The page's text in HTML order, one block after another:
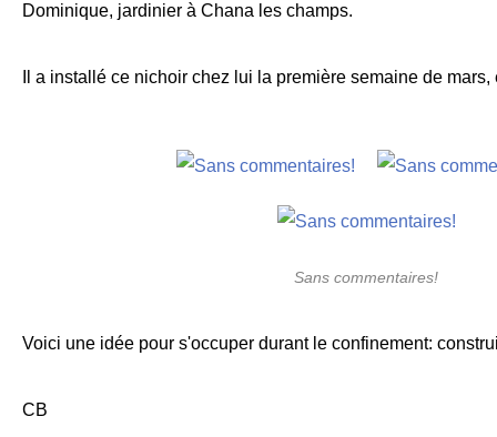
Dominique, jardinier à Chana les champs.
Il a installé ce nichoir chez lui la première semaine de
Sans commentaires!
Voici une idée pour s'occuper durant le confinement:
CB